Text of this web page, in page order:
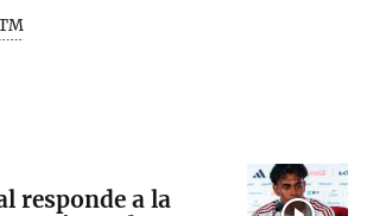
responde a la